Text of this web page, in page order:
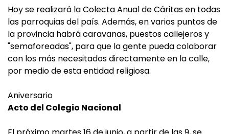
Hoy se realizará la Colecta Anual de Cáritas en todas
las parroquias del país. Además, en varios puntos de
la provincia habrá caravanas, puestos callejeros y
"semaforeadas", para que la gente pueda colaborar
con los más necesitados directamente en la calle,
por medio de esta entidad religiosa.
Aniversario
Acto del Colegio Nacional